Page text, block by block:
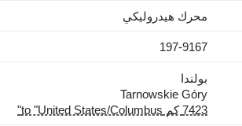
محرك هيدروليكي
197-9167
بولندا
Tarnowskie Góry
7423 كم to "United States/Columbus"